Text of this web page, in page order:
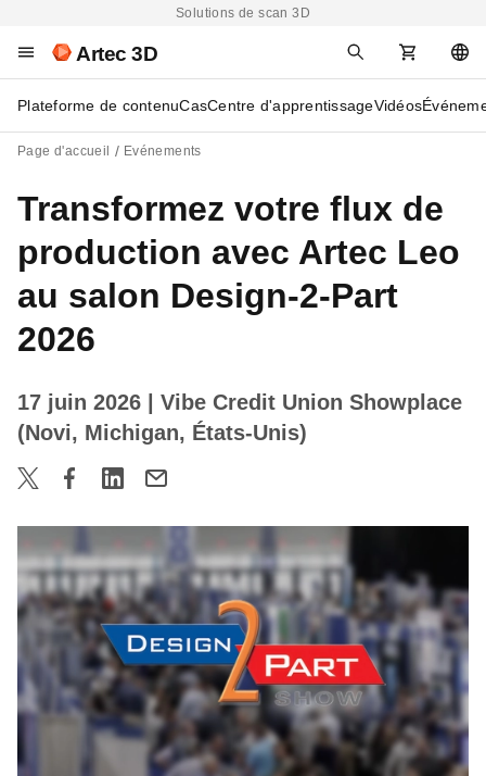
Solutions de scan 3D
Artec 3D
Plateforme de contenuCasCentre d'apprentissageVidéos
Page d'accueil Evénements
Transformez votre flux de
production avec Artec Leo
au salon Design-2-Part
2026
17 juin 2026
| Vibe Credit Union Showplace
(Novi, Michigan, États-Unis)